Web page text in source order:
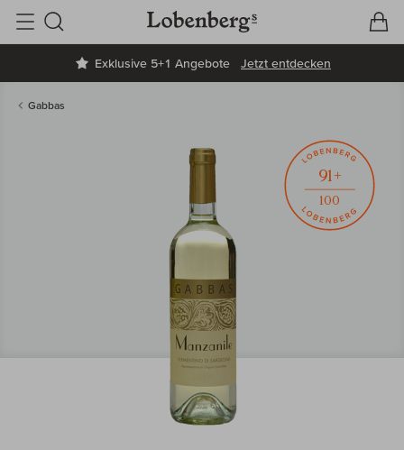
Exklusive 5+1 Angebote Jetzt entdecken
Suche
Gabbas
91+
100